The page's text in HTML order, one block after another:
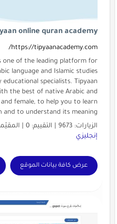
online quran academy
https://tipyaanacademy.com/
one of the leading platform for
language and Islamic studies
educational specialists. Tipyaan
the best of native Arabic and
and female, to help you to learn
and to understand its meaning.
الزيارات: 9673 | التقييم: 0 | المقيّمين: 0 | الدولة:
إنجليزي
عرض كافة بيانات الموقع